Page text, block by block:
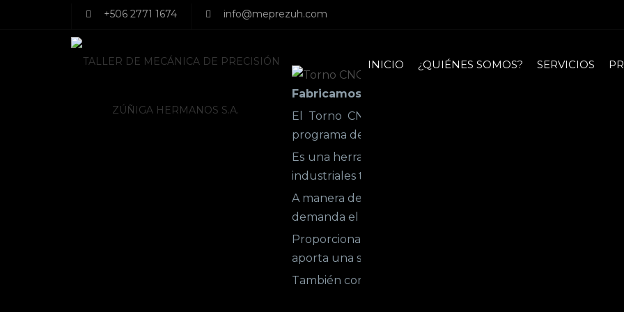
+506 2771 1674 info@meprezuh.com
INICIO ¿QUIÉNES SOMOS? SERVICIOS
Fabricamos piezas en serie, y bajo plano de fabricación
El Torno CNC (Control Numérico Computarizado) es
programa de computadora.
Es una herramienta que vino a revolucionar las labores
industriales tradicionales demandaban muchas horas de
A manera de ejemplo, nuestro
demanda el esfuerzo de un operario durante hora y media.
Proporciona una gran flexibilidad para mecanizado de
aporta una significativa reducción en el tiempo de
También contamos con otros tornos de tipo convencional